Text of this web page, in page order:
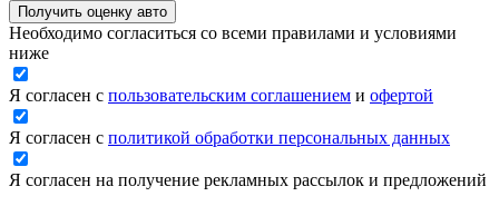
Получить оценку авто
Необходимо согласиться со всеми правилами и условиями
ниже
Я согласен с пользовательским соглашением и офертой
Я согласен с политикой обработки персональных данных
Я согласен на получение рекламных рассылок и предложений